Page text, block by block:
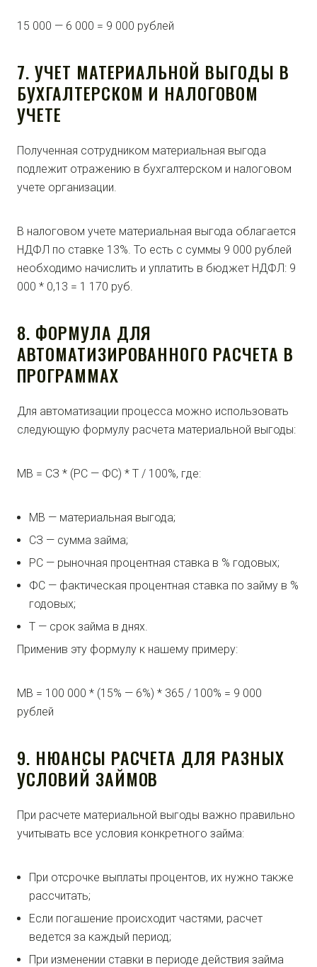
15 000 — 6 000 = 9 000 рублей
7. УЧЕТ МАТЕРИАЛЬНОЙ ВЫГОДЫ В
БУХГАЛТЕРСКОМ И НАЛОГОВОМ
УЧЕТЕ
Полученная сотрудником материальная выгода
подлежит отражению в бухгалтерском и налоговом
учете организации.
В налоговом учете материальная выгода облагается
НДФЛ по ставке 13%. То есть с суммы 9 000 рублей
необходимо начислить и уплатить в бюджет НДФЛ: 9
000 * 0,13 = 1 170 руб.
8. ФОРМУЛА ДЛЯ
АВТОМАТИЗИРОВАННОГО РАСЧЕТА В
ПРОГРАММАХ
Для автоматизации процесса можно использовать
следующую формулу расчета материальной выгоды:
МВ = СЗ * (РС — ФС) * Т / 100%, где:
МВ — материальная выгода;
СЗ — сумма займа;
РС — рыночная процентная ставка в % годовых;
ФС — фактическая процентная ставка по займу в %
годовых;
Т — срок займа в днях.
Применив эту формулу к нашему примеру:
МВ = 100 000 * (15% — 6%) * 365 / 100% = 9 000
рублей
9. НЮАНСЫ РАСЧЕТА ДЛЯ РАЗНЫХ
УСЛОВИЙ ЗАЙМОВ
При расчете материальной выгоды важно правильно
учитывать все условия конкретного займа:
При отсрочке выплаты процентов, их нужно также
рассчитать;
Если погашение происходит частями, расчет
ведется за каждый период;
При изменении ставки в периоде действия займа